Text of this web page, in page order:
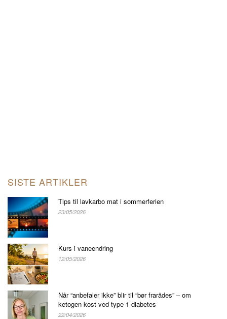
SISTE ARTIKLER
Tips til lavkarbo mat i sommerferien
23/05/2026
Kurs i vaneendring
12/05/2026
Når “anbefaler ikke” blir til “bør frarådes” – om
ketogen kost ved type 1 diabetes
22/04/2026